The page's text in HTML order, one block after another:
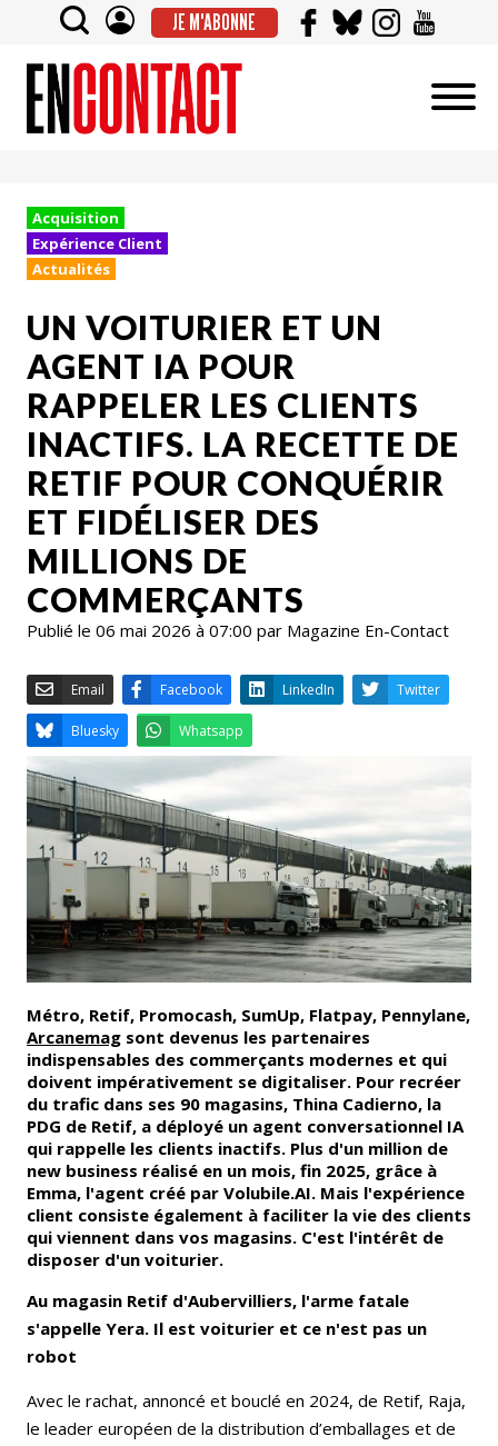
JE M'ABONNE
Acquisition
Expérience Client
Actualités
UN VOITURIER ET UN
AGENT IA POUR
RAPPELER LES CLIENTS
INACTIFS. LA RECETTE DE
RETIF POUR CONQUÉRIR
ET FIDÉLISER DES
MILLIONS DE
COMMERÇANTS
Publié le 06 mai 2026 à 07:00 par Magazine En-Contact
Email Facebook LinkedIn
Bluesky Whatsapp
Métro, Retif, Promocash, SumUp, Flatpay, Pennylane,
Arcanemag sont devenus les partenaires
indispensables des commerçants modernes et qui
doivent impérativement se digitaliser. Pour recréer
du trafic dans ses 90 magasins, Thina Cadierno, la
PDG de Retif, a déployé un agent conversationnel IA
qui rappelle les clients inactifs. Plus d'un million de
new business réalisé en un mois, fin 2025, grâce à
Emma, l'agent créé par Volubile.AI. Mais l'expérience
client consiste également à faciliter la vie des clients
qui viennent dans vos magasins. C'est l'intérêt de
disposer d'un voiturier.
Au magasin Retif d'Aubervilliers, l'arme fatale
s'appelle Yera. Il est voiturier et ce n'est pas un
robot
Avec le rachat, annoncé et bouclé en 2024, de Retif, Raja,
le leader européen de la distribution d’emballages et de